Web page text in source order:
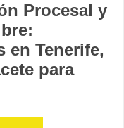
Procesal y
Tenerife,
para